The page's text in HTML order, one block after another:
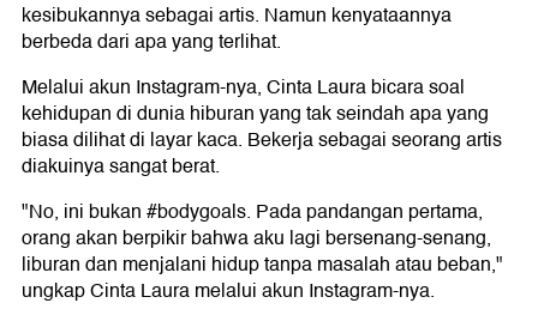
kesibukannya sebagai artis. Namun kenyataannya
berbeda dari apa yang terlihat.
Melalui akun Instagram-nya, Cinta Laura bicara soal
kehidupan di dunia hiburan yang tak seindah apa yang
biasa dilihat di layar kaca. Bekerja sebagai seorang artis
diakuinya sangat berat.
"No, ini bukan #bodygoals. Pada pandangan pertama,
orang akan berpikir bahwa aku lagi bersenang-senang,
liburan dan menjalani hidup tanpa masalah atau beban,"
ungkap Cinta Laura melalui akun Instagram-nya.